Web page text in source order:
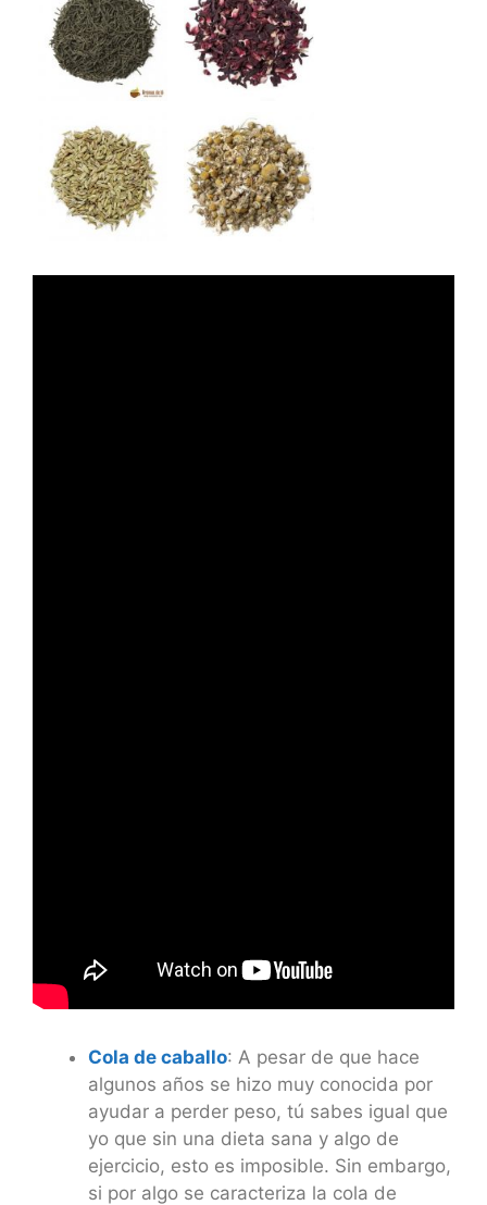
Cola de caballo: A pesar de que hace
algunos años se hizo muy conocida por
ayudar a perder peso, tú sabes igual que
yo que sin una dieta sana y algo de
ejercicio, esto es imposible. Sin embargo,
si por algo se caracteriza la cola de